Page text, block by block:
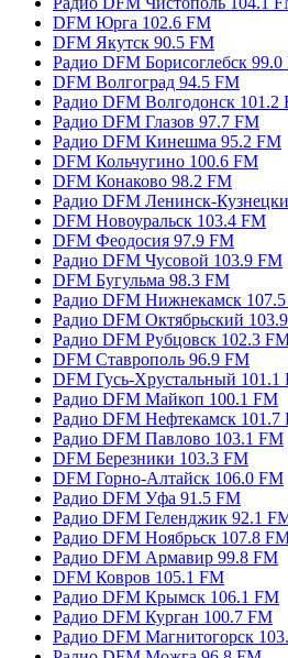
DFM Юрга 102.6 FM
DFM Якутск 90.5 FM
Радио DFM Борисоглебск 99.0
DFM Волгоград 94.5 FM
Радио DFM Волгодонск 101.2
Радио DFM Глазов 97.7 FM
Радио DFM Кинешма 95.2 FM
DFM Кольчугино 100.6 FM
DFM Конаково 98.2 FM
Радио DFM Ленинск-
DFM Новоуральск 103.4 FM
DFM Феодосия 97.9 FM
Радио DFM Чусовой 103.9 FM
DFM Бугульма 98.3 FM
Радио DFM Нижнекамск
Радио DFM Октябрьский
Радио DFM Рубцовск 102.3
DFM Ставрополь 96.9 FM
DFM Гусь-Хрустальный 101.1
Радио DFM Майкоп 100.1 FM
Радио DFM Нефтекамск 101.7
Радио DFM Павлово 103.1 FM
DFM Березники 103.3 FM
DFM Горно-Алтайск 106.0 FM
Радио DFM Уфа 91.5 FM
Радио DFM Геленджик 92.1
Радио DFM Ноябрьск 107.8
Радио DFM Армавир 99.8 FM
DFM Ковров 105.1 FM
Радио DFM Крымск 106.1 FM
Радио DFM Курган 100.7 FM
Радио DFM Магнитогорск